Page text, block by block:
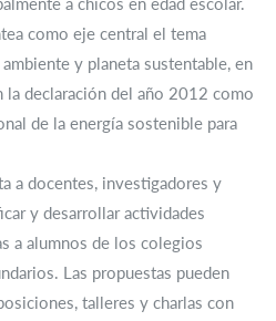
como eje central el tema
y planeta sustentable, en
la declaración del año 2012 como
de la energía sostenible para
a docentes, investigadores y
y desarrollar actividades
a alumnos de los colegios
Las propuestas pueden
talleres y charlas con